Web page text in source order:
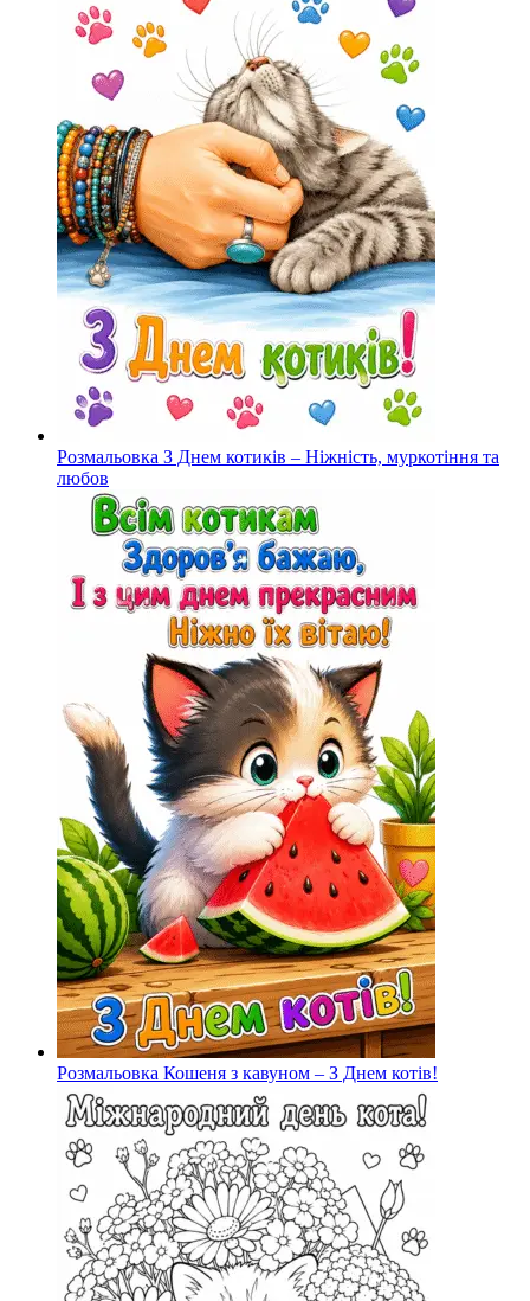
Розмальовка З Днем котиків – Ніжність, муркотіння та
любов
Розмальовка Кошеня з кавуном – З Днем котів!